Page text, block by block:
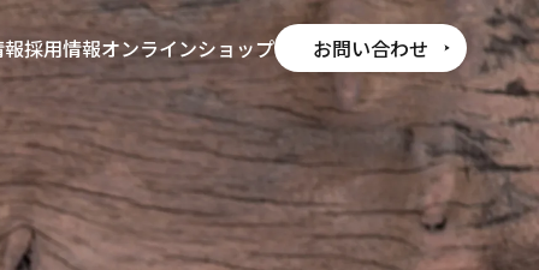
採用情報オンラインショップ お問い合わせ